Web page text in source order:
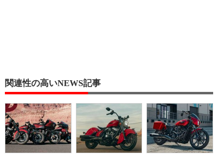
関連性の高いNEWS記事